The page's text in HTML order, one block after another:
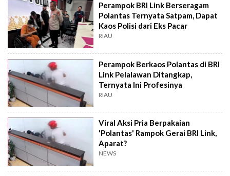
Perampok BRI Link Berseragam
Polantas Ternyata Satpam, Dapat
Kaos Polisi dari Eks Pacar
RIAU
Perampok Berkaos Polantas di BRI
Link Pelalawan Ditangkap,
Ternyata Ini Profesinya
RIAU
Viral Aksi Pria Berpakaian
'Polantas' Rampok Gerai BRI Link,
Aparat?
NEWS